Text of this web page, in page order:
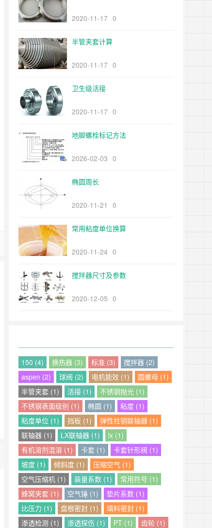
2020-11-17 0
半管夹套计算
2020-11-17 0
卫生级活接
2020-11-17 0
地脚螺栓标记方法
2026-02-03 0
椭圆周长
2020-11-21 0
常用粘度单位换算
2020-11-24 0
搅拌器尺寸及参数
2020-12-05 0
150 (4) 换热器 (3) 标准 (3)
搅拌器 (2)
aspen (2)
球阀 (2) 电机能效 (1)
圆螺母 (1)
半管夹套 (1)
活接 (1)
不锈钢抛光 (1)
不锈钢表面级别 (1)
椭圆 (1)
粘度 (1)
粘度单位 (1)
挡板 (1)
弹性柱销联轴器 (1)
联轴器 (1)
LX联轴器 (1)
lx (1)
有机溶剂混溶 (1)
卡套 (1)
卡套针形阀 (1)
坡度 (1)
倾斜度 (1)
压缩空气 (1)
空气压缩机 (1)
装量系数 (1)
常用符号 (1)
蜂窝夹套 (1)
空气锤 (1)
垫片系数 (1)
比压力 (1)
盘根密封 (1)
填料密封 (1)
渗透检测 (1)
渗透探伤 (1) PT (1) 齿轮 (1)